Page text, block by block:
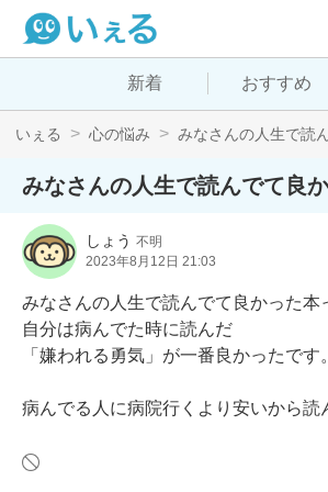
新着 おすすめ
いぇる 心の悩み みなさんの人生で読ん
みなさんの人生で読んでて良
しょう 不明
2023年8月12日 21:03
みなさんの人生で読んでて良かった本
自分は病んでた時に読んだ
「嫌われる勇気」が一番良かったです。
病んでる人に病院行くより安いから読